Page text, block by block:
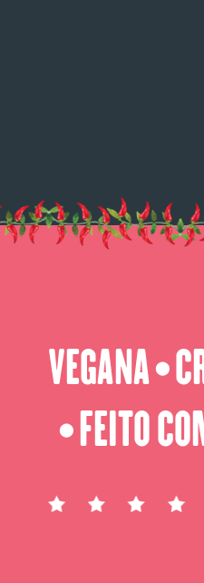
VEGANA ⬤
⬤ FEITO